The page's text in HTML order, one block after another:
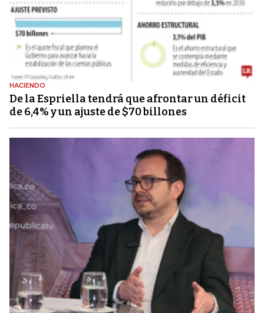
HACIENDO
De la Espriella tendrá que afrontar un déficit
de 6,4% y un ajuste de $70 billones